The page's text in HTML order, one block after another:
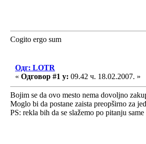
Cogito ergo sum
Одг: LOTR
« Одговор #1 у: 09.42 ч. 18.02.2007. »
Bojim se da ovo mesto nema dovoljno
Moglo bi da postane zaista preopširno za
PS: rekla bih da se slažemo po pitanju